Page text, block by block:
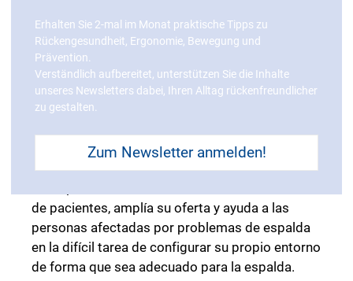
curso cuenta con la homologación estatal
alemana (ZFU) y con la homologación como
formación continua en el ámbito de la medicina
(39 puntos), entre otros muchos
reconocimientos de diversas asociaciones
La formación busca brindar un apoyo al médico
de pacientes, amplía su oferta y ayuda a las
personas afectadas por problemas de espalda
en la difícil tarea de configurar su propio entorno
de forma que sea adecuado para la espalda.
Erhalten Sie 2-mal im Monat praktische Tipps zu
Rückengesundheit, Ergonomie, Bewegung und
Prävention.
Verständlich aufbereitet, unterstützen Sie die Inhalte
unseres Newsletters dabei, Ihren Alltag rückenfreundlicher
zu gestalten.
Zum Newsletter anmelden!